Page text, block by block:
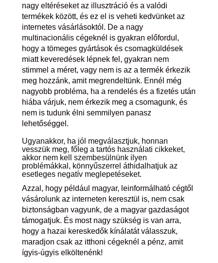
nagy eltéréseket az illusztráció és a valódi
termékek között, és ez el is veheti kedvünket az
internetes vásárlásoktól. De a nagy
multinacionális cégeknél is gyakran előfordul,
hogy a tömeges gyártások és csomagküldések
miatt keveredések lépnek fel, gyakran nem
stimmel a méret, vagy nem is az a termék érkezik
meg hozzánk, amit megrendeltünk. Ennél még
nagyobb probléma, ha a rendelés és a fizetés után
hiába várjuk, nem érkezik meg a csomagunk, és
nem is tudunk élni semmilyen panasz
lehetőséggel.
Ugyanakkor, ha jól megválasztjuk, honnan
vesszük meg, főleg a tartós használati cikkeket,
akkor nem kell szembesülnünk ilyen
problémákkal, könnyűszerrel áthidalhatjuk az
esetleges negatív meglepetéseket.
Azzal, hogy például magyar, leinformálható cégtől
vásárolunk az interneten keresztül is, nem csak
biztonságban vagyunk, de a magyar gazdaságot
támogatjuk. És most nagy szükség is van arra,
hogy a hazai kereskedők kínálatát válasszuk,
maradjon csak az itthoni cégeknél a pénz, amit
ígyis-úgyis elköltenénk!